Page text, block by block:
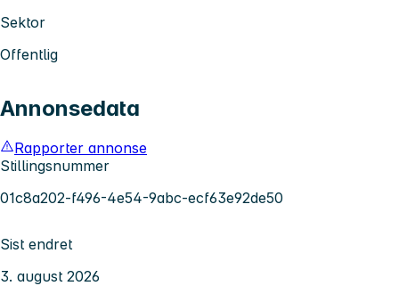
Sektor
Offentlig
Annonsedata
Rapporter annonse
Stillingsnummer
01c8a202-f496-4e54-9abc-ecf63e92de50
Sist endret
3. august 2026